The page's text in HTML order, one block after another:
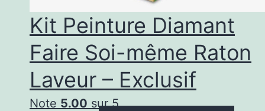
Kit Peinture Diamant
Faire Soi-même Raton
Laveur – Exclusif
Note 5.00 sur 5